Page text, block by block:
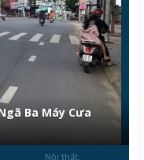
Ba Máy Cưa
Nội thất: